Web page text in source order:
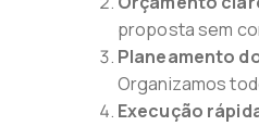
proposta sem
Planeamento
Organizamos
Execução